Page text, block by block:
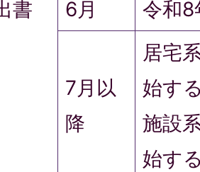
書
6月 令和8
7月以
降
居宅
始す
施設
始す